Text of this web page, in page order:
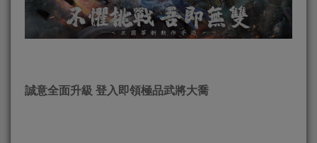
誠意全面升級 登入即領極品武將大喬